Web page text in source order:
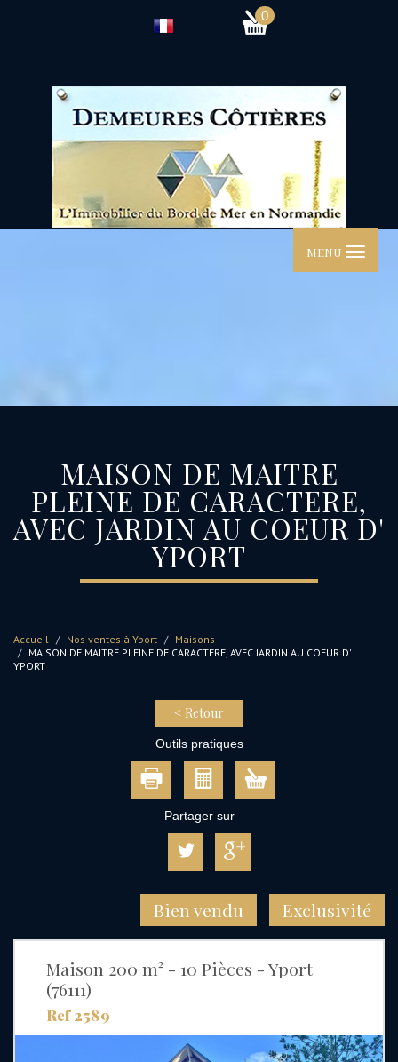
0
MENU
MAISON DE MAITRE
PLEINE DE CARACTERE,
AVEC JARDIN AU COEUR D'
YPORT
Accueil Nos ventes à Yport
Maisons
MAISON DE MAITRE PLEINE DE CARACTERE, AVEC JARDIN AU COEUR D'
YPORT
< Retour
Outils pratiques
Partager sur
Bien vendu Exclusivité
Maison 200 m² - 10 Pièces - Yport
(76111)
Ref 2589